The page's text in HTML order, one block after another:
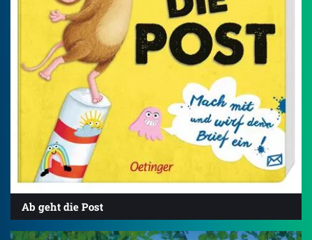
Ab geht die Post